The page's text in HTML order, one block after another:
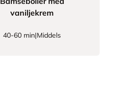
vaniljekrem
40-60 min|Middels